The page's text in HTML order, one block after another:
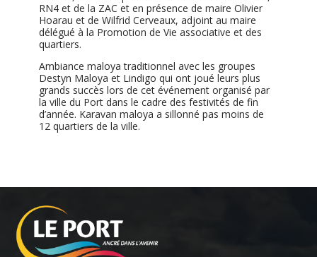
RN4 et de la ZAC et en présence de maire Olivier
Hoarau et de Wilfrid Cerveaux, adjoint au maire
délégué à la Promotion de Vie associative et des
quartiers.
Ambiance maloya traditionnel avec les groupes
Destyn Maloya et Lindigo qui ont joué leurs plus
grands succès lors de cet événement organisé par
la ville du Port dans le cadre des festivités de fin
d’année. Karavan maloya a sillonné pas moins de
12 quartiers de la ville.